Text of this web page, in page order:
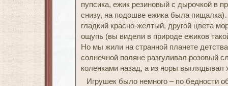
пупсика, ежик резиновый с дырочкой в
снизу, на подошве ежика была
гладкий красно-желтый, другой цвета
ощупь (вы видели в природе ежиков
Но мы жили на странной планете
солнечной поляне разгуливал розовый
коленками назад, а из норы
Игрушек было немного – по бедности